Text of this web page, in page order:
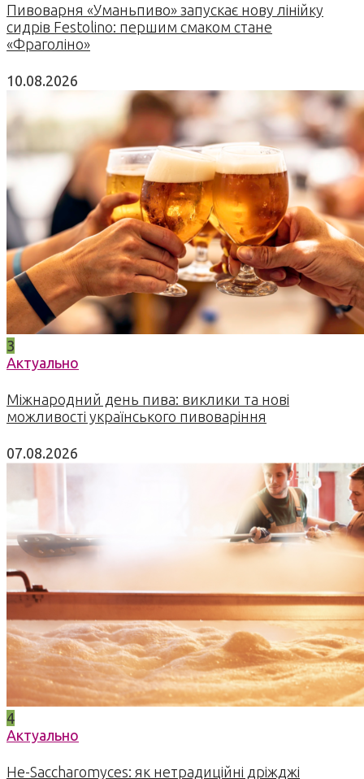
Пивоварня «Уманьпиво» запускає нову лінійку
сидрів Festolino: першим смаком стане
«Фраголіно»
10.08.2026
3
Актуально
Міжнародний день пива: виклики та нові
можливості українського пивоваріння
07.08.2026
4
Актуально
Не-Saccharomyces: як нетрадиційні дріжджі